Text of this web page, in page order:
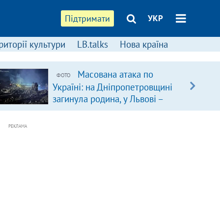
Підтримати УКР
культури LB.talks Нова країна
ФОТО
Масована атака по
Україні: на Дніпропетровщині
загинула родина, у Львові –
удар по багатоповерхівках
РЕКЛАМА